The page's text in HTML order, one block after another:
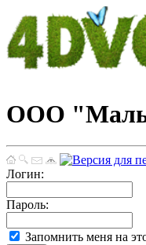
ООО
Логин:
Пароль:
Запомнить меня на